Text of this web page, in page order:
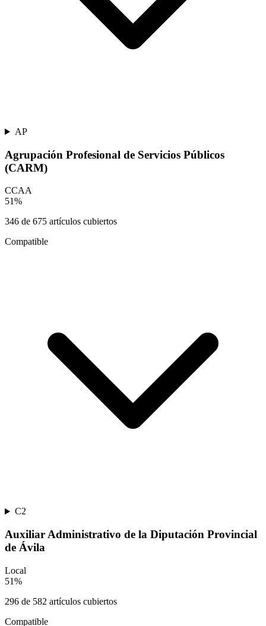
AP
Agrupación Profesional de Servicios Públicos
(CARM)
CCAA
51%
346 de 675 artículos cubiertos
Compatible
C2
Auxiliar Administrativo de la Diputación Provincial
de Ávila
Local
51%
296 de 582 artículos cubiertos
Compatible